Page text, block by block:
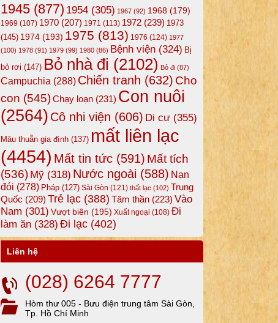
1945 (877) 1954 (305) 1967 (92) 1968 (179)
1969 (107) 1970 (207) 1971 (113) 1972 (239) 1973
(145) 1974 (193) 1975 (813) 1976 (124) 1977
(100) 1978 (91) 1979 (99) 1980 (86) Bệnh viện (324) Bị
bỏ rơi (147) Bỏ nhà đi (2102) Bỏ đi (87)
Campuchia (288) Chiến tranh (632) Cho
con (545)Chạy loạn (231) Con nuôi
(2564) Cô nhi viện (606) Di cư (355)
Mâu thuẫn gia đình (137) mất liên lạc
(4454) Mất tin tức (591) Mất tích
(536) Mỹ (318) Nước ngoài (588) Nạn
đói (278) Pháp (127) Sài Gòn (121) thất lạc (102) Trung
Quốc (209) Trẻ lạc (388) Tâm thần (223) Vào
Nam (301) Vượt biên (195) Xuất ngoại (108) Đi
làm ăn (328) Đi lạc (402)
Liên hệ
(028) 6264 7777
Hòm thư 005 - Bưu điện trung tâm Sài Gòn,
Tp. Hồ Chí Minh